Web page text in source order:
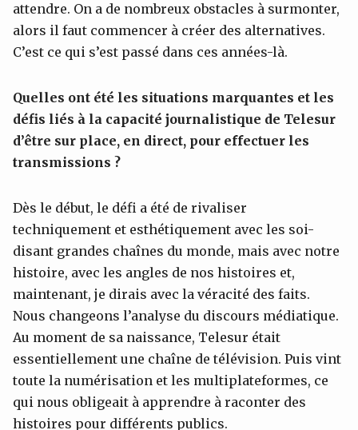
attendre. On a de nombreux obstacles à surmonter,
alors il faut commencer à créer des alternatives.
C’est ce qui s’est passé dans ces années-là.
Quelles ont été les situations marquantes et les
défis liés à la capacité journalistique de Telesur
d’être sur place, en direct, pour effectuer les
transmissions ?
Dès le début, le défi a été de rivaliser
techniquement et esthétiquement avec les soi-
disant grandes chaînes du monde, mais avec notre
histoire, avec les angles de nos histoires et,
maintenant, je dirais avec la véracité des faits.
Nous changeons l’analyse du discours médiatique.
Au moment de sa naissance, Telesur était
essentiellement une chaîne de télévision. Puis vint
toute la numérisation et les multiplateformes, ce
qui nous obligeait à apprendre à raconter des
histoires pour différents publics.